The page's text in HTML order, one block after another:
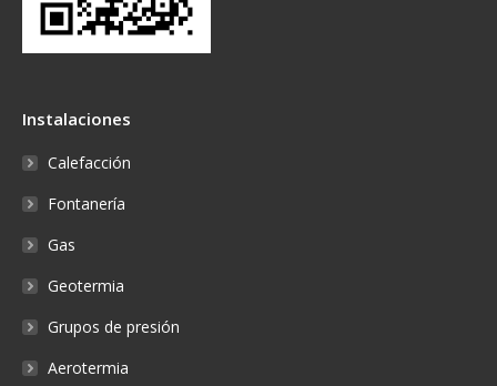
Instalaciones
Calefacción
Fontanería
Gas
Geotermia
Grupos de presión
Aerotermia